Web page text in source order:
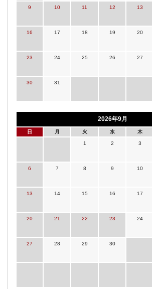
9 10 11 12 13
16 17 18 19 20
23 24 25 26 27
30 31
2026年9月
日 月 火 水 木
1 2 3
6 7 8 9 10
13 14 15 16 17
20 21 22 23 24
27 28 29 30